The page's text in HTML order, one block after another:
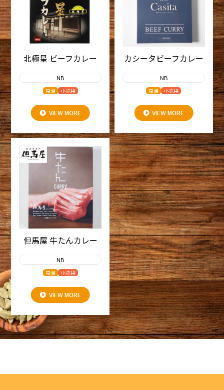
北極星 ビーフカレー
NB
常温 小売用
VIEW MORE
カシータビーフカレー
NB
常温 小売用
VIEW MORE
但馬屋 牛たんカレー
NB
常温 小売用
VIEW MORE